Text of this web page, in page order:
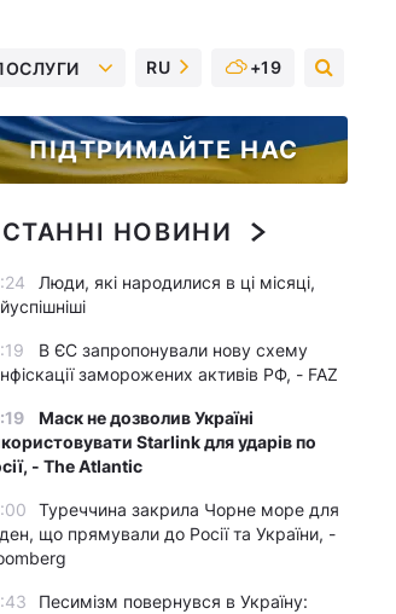
RU +19
ПІДТРИМАЙТЕ НАС
НОВИНИ
Люди, які народилися в ці місяці,
В ЄС запропонували нову схему
заморожених активів РФ, - FAZ
Маск не дозволив Україні
Starlink для ударів по
- The Atlantic
Туреччина закрила Чорне море для
що прямували до Росії та України, -
Песимізм повернувся в Україну: